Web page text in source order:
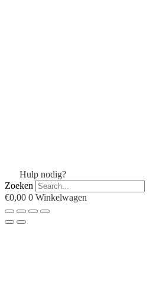
Hulp nodig?
Zoeken
€0,00 0 Winkelwagen